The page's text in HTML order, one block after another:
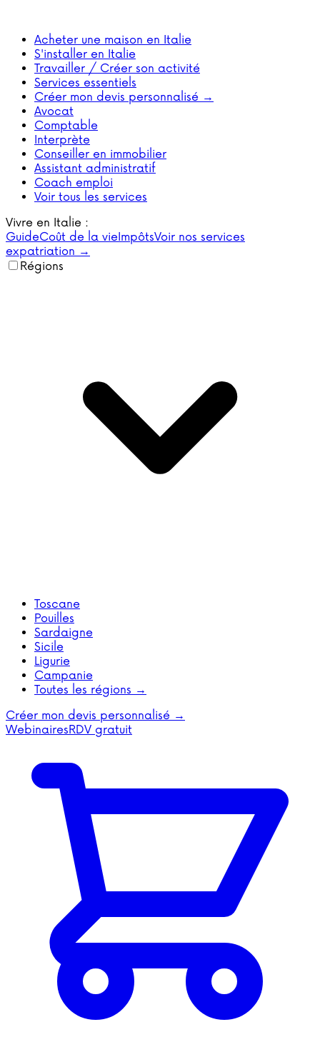
Acheter une maison en Italie
S'installer en Italie
Travailler / Créer son activité
Services essentiels
Créer mon devis personnalisé →
Avocat
Comptable
Interprète
Conseiller en immobilier
Assistant administratif
Coach emploi
Voir tous les services
Vivre en Italie :
GuideCoût de la vieImpôtsVoir nos services
expatriation →
Régions
Toscane
Pouilles
Sardaigne
Sicile
Ligurie
Campanie
Toutes les régions →
Créer mon devis personnalisé →
WebinairesRDV gratuit